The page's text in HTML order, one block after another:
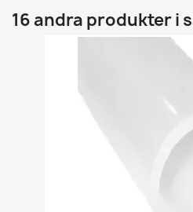
16 andra produkter i